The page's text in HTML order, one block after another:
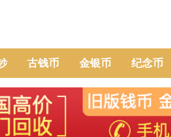
古钱币 金银币 纪念币